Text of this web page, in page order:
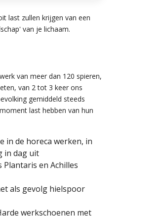
last zullen krijgen van een
van je lichaam.
van meer dan 120 spieren,
van 2 tot 3 keer ons
gemiddeld steeds
last hebben van hun
in de horeca werken, in
in dag uit
en Achilles
als gevolg hielspoor
werkschoenen met